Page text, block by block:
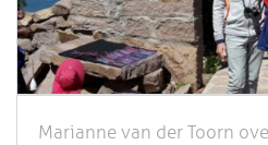
Marianne van der Toorn